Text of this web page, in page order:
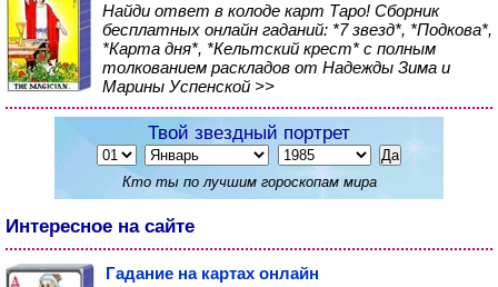
Найди ответ в колоде карт Таро! Сборник
бесплатных онлайн гаданий: *7 звезд*, *Подкова*,
*Карта дня*, *Кельтский крест* с полным
толкованием раскладов от Надежды Зима и
Марины Успенской >>
Твой звездный портрет
Кто ты по лучшим гороскопам мира
Интересное на сайте
Гадание на картах онлайн